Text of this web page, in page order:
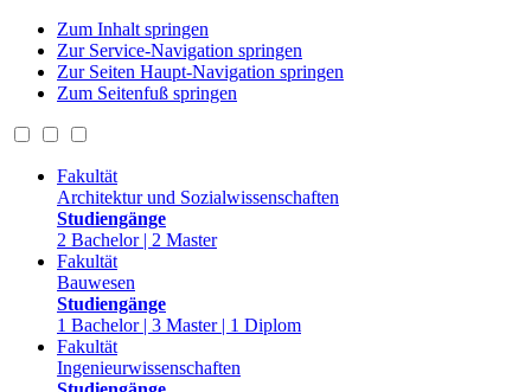
Zum Inhalt springen
Zur Service-Navigation springen
Zur Seiten Haupt-Navigation springen
Zum Seitenfuß springen
Fakultät
Architektur und Sozialwissenschaften
Studiengänge
2 Bachelor | 2 Master
Fakultät
Bauwesen
Studiengänge
1 Bachelor | 3 Master | 1 Diplom
Fakultät
Ingenieurwissenschaften